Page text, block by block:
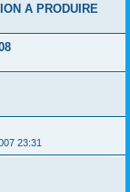
A PRODUIRE
23:31